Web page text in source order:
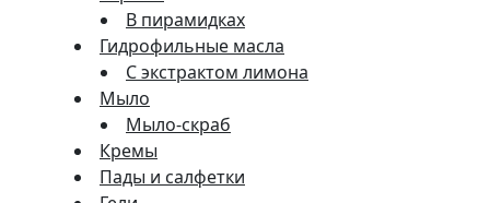
В пирамидках
Гидрофильные масла
С экстрактом лимона
Мыло
Мыло-скраб
Кремы
Пады и салфетки